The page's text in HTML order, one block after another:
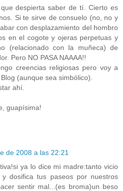
despierta saber de tí. Cierto es
Si te sirve de consuelo (no, no y
con desplazamiento del hombro
en el cogote y ojeras perpetuas y
(relacionado con la muñeca) de
Pero NO PASA NAAAA!!
creencias religiosas pero voy a
(aunque sea simbólico).
ahí.
guapísima!
de 2008 a las 22:21
ya lo dice mi madre:tanto vicio
dosifica tus paseos por nuestros
sentir mal...(es broma)un beso